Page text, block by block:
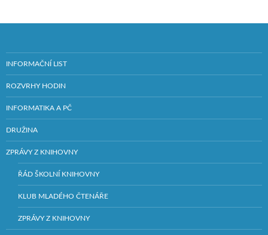
INFORMAČNÍ LIST
ROZVRHY HODIN
INFORMATIKA A PČ
DRUŽINA
ZPRÁVY Z KNIHOVNY
ŘÁD ŠKOLNÍ KNIHOVNY
KLUB MLADÉHO ČTENÁŘE
ZPRÁVY Z KNIHOVNY